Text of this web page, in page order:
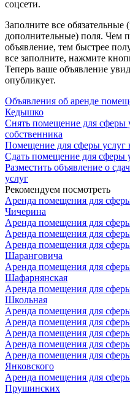
соцсети.
Заполните все
дополнительные) поля. Чем
объявление, тем быстрее
все заполните, нажмите
Теперь ваше объявление
опубликует.
Объявления об аренде
Кедышко
Снять помещение для сферы
собственника
Помещение для сферы услуг
Сдать помещение для сферы
Разместить объявление о
услуг
Рекомендуем посмотреть
Аренда помещения для
Чичерина
Аренда помещения для
Аренда помещения для
Аренда помещения для
Шаранговича
Аренда помещения для
Шафарнянская
Аренда помещения для
Школьная
Аренда помещения для
Аренда помещения для
Аренда помещения для
Аренда помещения для
Аренда помещения для
Янковского
Аренда помещения для
Прушинских